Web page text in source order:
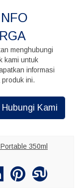
menghubungi
kami untuk
informasi
produk ini.
Hubungi Kami
350ml